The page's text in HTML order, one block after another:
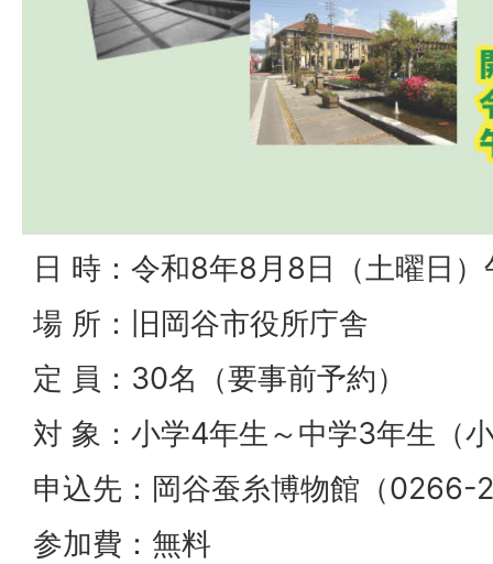
日 時：令和8年8月8日（土曜日）
場 所：旧岡谷市役所庁舎
定 員：30名（要事前予約）
対 象：小学4年生～中学3年生（
申込先：岡谷蚕糸博物館（
参加費：無料